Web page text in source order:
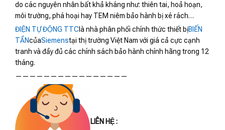
do các nguyên nhân bất khả kháng như: thiên tai, hoả hoạn,
môi trường, phá hoại hay TEM niêm bảo hành bị xé rách…
ĐIỆN TỰ ĐỘNG TTC là nhà phân phối chính thức thiết bịBIẾN
TẦNcủaSiemenstại thị trường Việt Nam với giá cả cực cạnh
tranh và đầy đủ các chính sách bảo hành chính hãng trong 12
tháng.
————————————————
LIÊN HỆ :